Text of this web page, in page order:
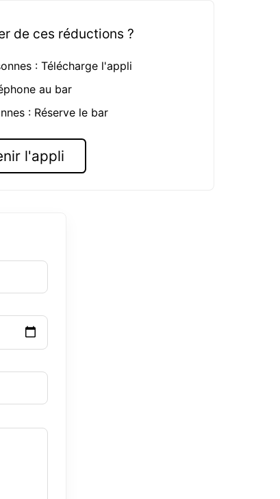
de ces réductions ?
: Télécharge l'appli
au bar
: Réserve le bar
l'appli